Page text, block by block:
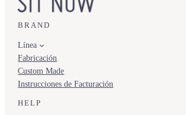
BRAND
Línea
Fabricación
Custom Made
Instrucciones de Facturación
HELP